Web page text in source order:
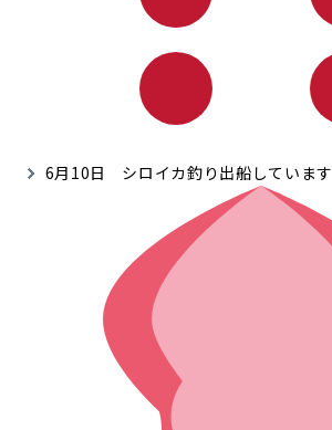
6月10日 シロイカ釣り出船しています